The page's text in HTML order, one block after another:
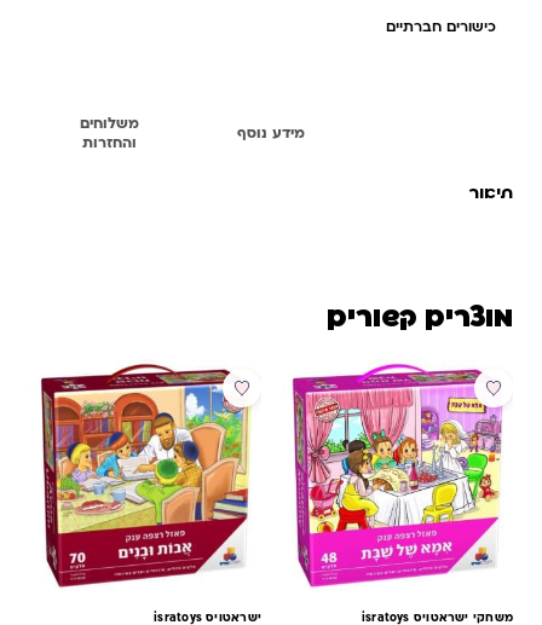
כישורים חברתיים
מידע נוסף
משלוחים
והחזרות
תיאור
מוצרים קשורים
משחקי ישראטויס isratoys ישראטויס isratoys